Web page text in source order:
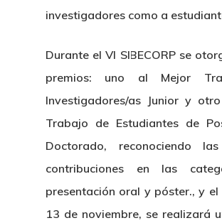
investigadores como a
Durante el VI SIBECORP se
premios: uno al Mejor
Investigadores/as Junior y
Trabajo de Estudiantes de
Doctorado, reconociendo
contribuciones en las
presentación oral y póster., y el
13 de noviembre, se realizará
Empleo